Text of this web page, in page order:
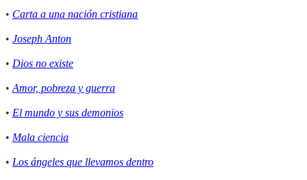
• Carta a una nación cristiana
• Joseph Anton
• Dios no existe
• Amor, pobreza y guerra
• El mundo y sus demonios
• Mala ciencia
• Los ángeles que llevamos dentro